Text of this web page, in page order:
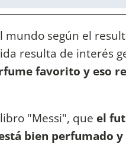
mundo según el
resulta de interés
favorito y eso
"Messi", que el
bien perfumado y